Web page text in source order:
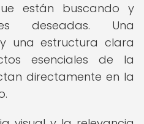
están buscando y
deseadas. Una
una estructura clara
esenciales de la
directamente en la